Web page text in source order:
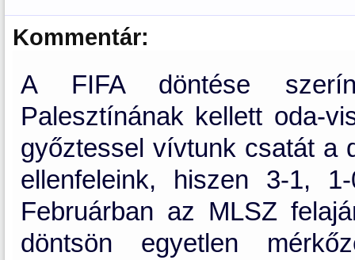
Kommentár:
A FIFA döntése
Palesztínának kellett oda-
győztessel vívtunk csatát a
ellenfeleink, hiszen 3-1,
Februárban az MLSZ
döntsön egyetlen